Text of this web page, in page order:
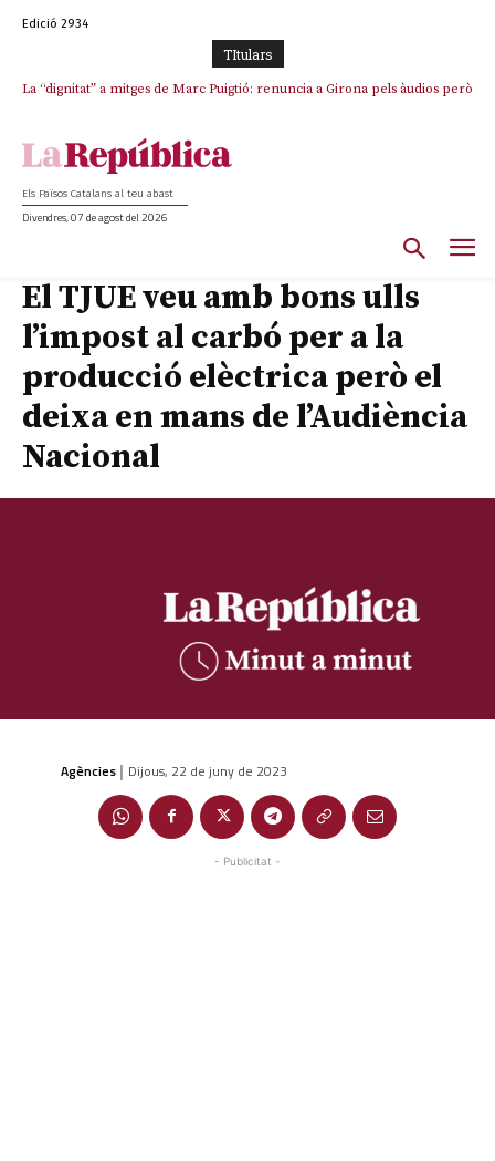
Edició 2934
TItulars
La “dignitat” a mitges de Marc Puigtió: renuncia a Girona pels àudios però
Els Països Catalans al teu abast
Divendres, 07 de agost del 2026
El TJUE veu amb bons ulls
l’impost al carbó per a la
producció elèctrica però el
deixa en mans de l’Audiència
Nacional
Agències | Dijous, 22 de juny de 2023
- Publicitat -